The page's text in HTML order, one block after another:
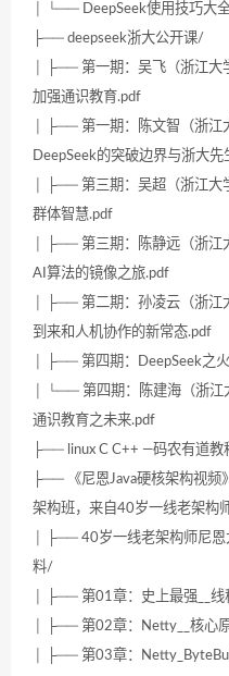
│ └── DeepSeek使用技巧大
├── deepseek浙大公开课/
│ ├── 第一期：吴飞（浙江大
加强通识教育.pdf
│ ├── 第一期：陈文智（浙江
DeepSeek的突破边界与浙大
│ ├── 第三期：吴超（浙江大
群体智慧.pdf
│ ├── 第三期：陈静远（浙江
AI算法的镜像之旅.pdf
│ ├── 第二期：孙凌云（浙江
到来和人机协作的新常态.pdf
│ ├── 第四期：DeepSeek之
│ └── 第四期：陈建海（浙江
通识教育之未来.pdf
├── linux C C++ —码农有道教
├── 《尼恩Java硬核架构视频
架构班，来自40岁一线老架构
│ ├── 40岁一线老架构师尼
料/
│ ├── 第01章：史上最强__
│ ├── 第02章：Netty__核心
│ ├── 第03章：